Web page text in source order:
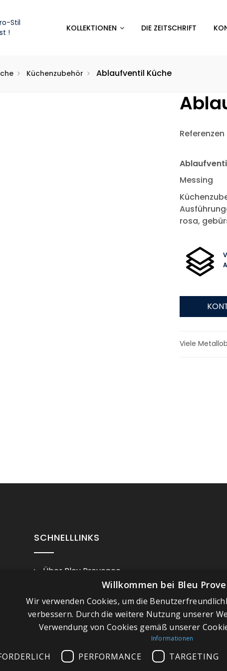
Stil
!
KOLLEKTIONEN DIE ZEITSCHRIFT
Küchenzubehör Ablaufventil Küche
Referenzen
Messing
rosa,
Viele
SCHNELLLINKS
Über Bleu Provence
Geschäftsbedingungen
Kontaktieren Sie uns
Besuchen Sie unseren
Plan du site
Willkommen bei Bleu
Wir verwenden Cookies, um die
verbessern. Durch die weitere Nutzung unserer
Verwendung von Cookies gemäß unserer
Informationen
PERFORMANCE TARGETING